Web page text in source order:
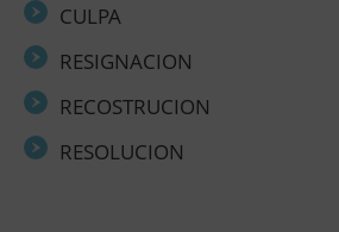
CULPA
RESIGNACION
RECOSTRUCION
RESOLUCION